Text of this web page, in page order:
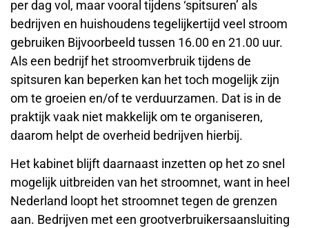
per dag vol, maar vooral tijdens ‘spitsuren’ als
bedrijven en huishoudens tegelijkertijd veel stroom
gebruiken Bijvoorbeeld tussen 16.00 en 21.00 uur.
Als een bedrijf het stroomverbruik tijdens de
spitsuren kan beperken kan het toch mogelijk zijn
om te groeien en/of te verduurzamen. Dat is in de
praktijk vaak niet makkelijk om te organiseren,
daarom helpt de overheid bedrijven hierbij.
Het kabinet blijft daarnaast inzetten op het zo snel
mogelijk uitbreiden van het stroomnet, want in heel
Nederland loopt het stroomnet tegen de grenzen
aan. Bedrijven met een grootverbruikersaansluiting